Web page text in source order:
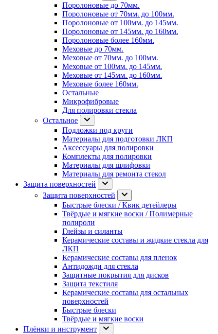
Поролоновые до 70мм.
Поролоновые от 70мм. до 100мм.
Поролоновые от 100мм. до 145мм.
Поролоновые от 145мм. до 160мм.
Поролоновые более 160мм.
Меховые до 70мм.
Меховые от 70мм. до 100мм.
Меховые от 100мм. до 145мм.
Меховые от 145мм. до 160мм.
Меховые более 160мм.
Остальные
Микрофибровые
Для полировки стекла
Остальное
Подложки под круги
Материалы для подготовки ЛКП
Аксессуары для полировки
Комплекты для полировки
Материалы для шлифовки
Материалы для ремонта стекол
Защита поверхностей
Защита поверхностей
Быстрые блески / Квик детейлеры
Твёрдые и мягкие воски / Полимерные
полироли
Глейзы и силанты
Керамические составы и жидкие стекла для
ЛКП
Керамические составы для пленок
Антидожди для стекла
Защитные покрытия для дисков
Защита текстиля
Керамические составы для остальных
поверхностей
Быстрые блески
Твёрдые и мягкие воски
Плёнки и инструмент